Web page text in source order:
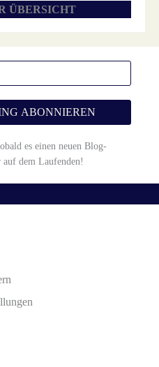
ÜBERSICHT
es einen neuen Blog-
dem Laufenden!